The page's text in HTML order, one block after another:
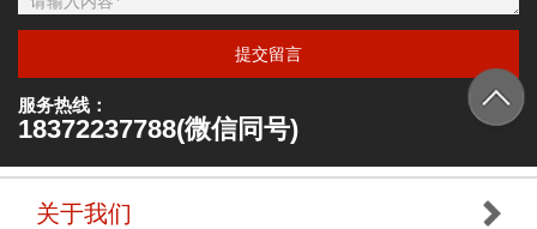
提交留言
服务热线：
18372237788(微信同号)
关于我们